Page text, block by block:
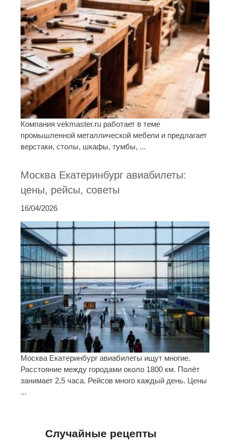
Компания vekmaster.ru работает в теме
промышленной металлической мебели и предлагает
верстаки, столы, шкафы, тумбы, ...
Москва Екатеринбург авиабилеты:
цены, рейсы, советы
16/04/2026
Москва Екатеринбург авиабилеты ищут многие.
Расстояние между городами около 1800 км. Полёт
занимает 2,5 часа. Рейсов много каждый день. Цены
...
Случайные рецепты